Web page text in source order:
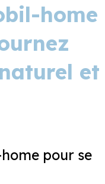
home
et
pour se